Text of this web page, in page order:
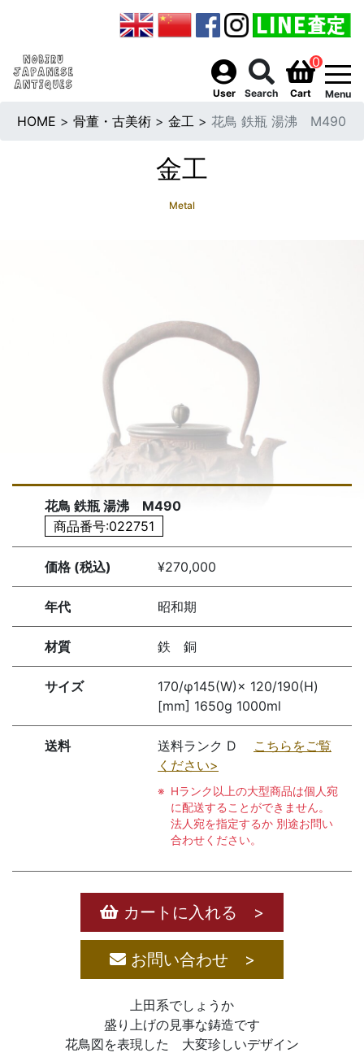
User Search
0
Cart Menu
HOME > 骨董・古美術 > 金工 > 花鳥 鉄瓶 湯沸 M490
金工
Metal
花鳥 鉄瓶 湯沸 M490
商品番号:022751
価格 (税込) ¥270,000
年代 昭和期
材質 鉄 銅
サイズ
170/φ145(W)× 120/190(H)
[mm] 1650g 1000ml
送料 送料ランク D こちらをご覧
ください>
Hランク以上の大型商品は個人宛
に配送することができません。
法人宛を指定するか 別途お問い
合わせください。
カートに入れる >
お問い合わせ >
上田系でしょうか
盛り上げの見事な鋳造です
花鳥図を表現した 大変珍しいデザイン